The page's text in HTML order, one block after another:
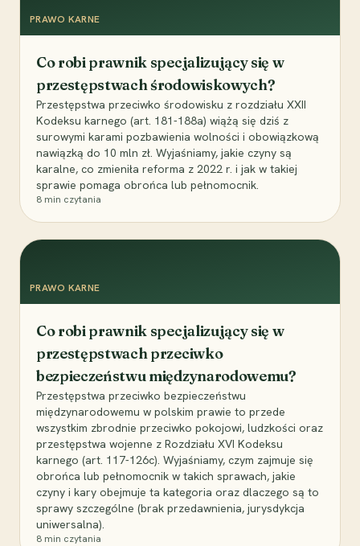
PRAWO KARNE
Co robi prawnik specjalizujący się w
przestępstwach środowiskowych?
Przestępstwa przeciwko środowisku z rozdziału XXII
Kodeksu karnego (art. 181-188a) wiążą się dziś z
surowymi karami pozbawienia wolności i obowiązkową
nawiązką do 10 mln zł. Wyjaśniamy, jakie czyny są
karalne, co zmieniła reforma z 2022 r. i jak w takiej
sprawie pomaga obrońca lub pełnomocnik.
8 min czytania
PRAWO KARNE
Co robi prawnik specjalizujący się w
przestępstwach przeciwko
bezpieczeństwu międzynarodowemu?
Przestępstwa przeciwko bezpieczeństwu
międzynarodowemu w polskim prawie to przede
wszystkim zbrodnie przeciwko pokojowi, ludzkości oraz
przestępstwa wojenne z Rozdziału XVI Kodeksu
karnego (art. 117-126c). Wyjaśniamy, czym zajmuje się
obrońca lub pełnomocnik w takich sprawach, jakie
czyny i kary obejmuje ta kategoria oraz dlaczego są to
sprawy szczególne (brak przedawnienia, jurysdykcja
uniwersalna).
8 min czytania